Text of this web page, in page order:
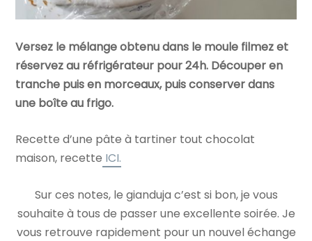
Versez le mélange obtenu dans le moule filmez et
réservez au réfrigérateur pour 24h. Découper en
tranche puis en morceaux, puis conserver dans
une boîte au frigo.
Recette d’une pâte à tartiner tout chocolat
maison, recette ICI.
Sur ces notes, le gianduja c’est si bon, je vous
souhaite à tous de passer une excellente soirée. Je
vous retrouve rapidement pour un nouvel échange